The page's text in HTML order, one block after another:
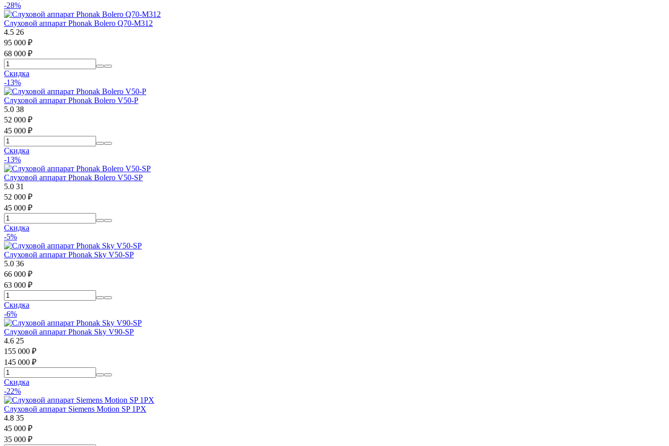
-28%
Слуховой аппарат Phonak Bolero Q70-M312
4.5 26
95 000 ₽
68 000 ₽
Скидка
-13%
Слуховой аппарат Phonak Bolero V50-P
5.0 38
52 000 ₽
45 000 ₽
Скидка
-13%
Слуховой аппарат Phonak Bolero V50-SP
5.0 31
52 000 ₽
45 000 ₽
Скидка
-5%
Слуховой аппарат Phonak Sky V50-SP
5.0 36
66 000 ₽
63 000 ₽
Скидка
-6%
Слуховой аппарат Phonak Sky V90-SP
4.6 25
155 000 ₽
145 000 ₽
Скидка
-22%
Слуховой аппарат Siemens Motion SP 1PX
4.8 35
45 000 ₽
35 000 ₽